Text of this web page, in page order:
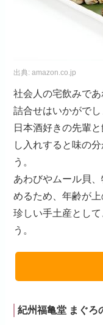
出典:amazon.co.jp
社会人の宅飲みで
詰合せはいかがでし
日本酒好きの先輩
し入れすると味の
う。
あわびやムール貝
めるため、年齢が上
珍しい手土産とし
う。
紀州福亀堂 まぐろ